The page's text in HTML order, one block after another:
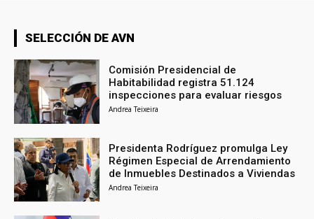
SELECCIÓN DE AVN
Comisión Presidencial de
Habitabilidad registra 51.124
inspecciones para evaluar riesgos
Andrea Teixeira
Presidenta Rodríguez promulga Ley
Régimen Especial de Arrendamiento
de Inmuebles Destinados a Viviendas
Andrea Teixeira